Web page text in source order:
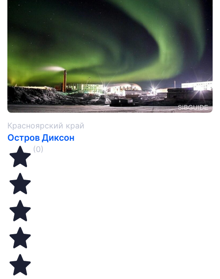
Красноярский край
Остров Диксон
(0)